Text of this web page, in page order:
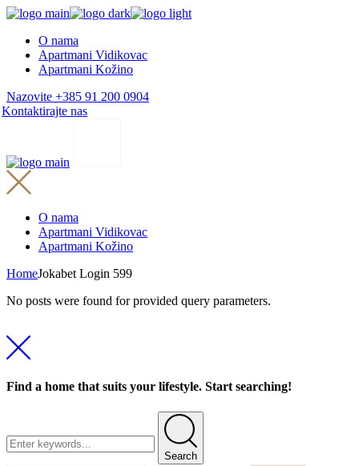
Skip
content
O nama
Apartmani Vidikovac
Apartmani Kožino
Nazovite +385 91 200 0904
Kontaktirajte nas
O nama
Apartmani Vidikovac
Apartmani Kožino
HomeJokabet Login 599
No posts were found for provided query parameters.
Find a home that suits your lifestyle. Start searching!
Search